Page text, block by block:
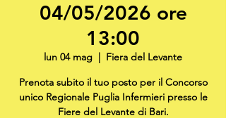
04/05/2026 ore
13:00
lun 04 mag
  |
Fiera del Levante
Prenota subito il tuo posto per il Concorso
unico Regionale Puglia Infermieri presso le
Fiere del Levante di Bari.